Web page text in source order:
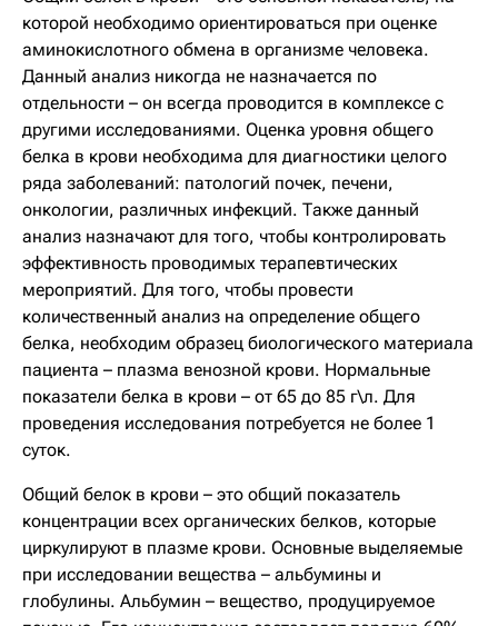
которой необходимо ориентироваться при оценке
аминокислотного обмена в организме человека.
Данный анализ никогда не назначается по
отдельности – он всегда проводится в комплексе с
другими исследованиями. Оценка уровня общего
белка в крови необходима для диагностики целого
ряда заболеваний: патологий почек, печени,
онкологии, различных инфекций. Также данный
анализ назначают для того, чтобы контролировать
эффективность проводимых терапевтических
мероприятий. Для того, чтобы провести
количественный анализ на определение общего
белка, необходим образец биологического материала
пациента – плазма венозной крови. Нормальные
показатели белка в крови – от 65 до 85 г\л. Для
проведения исследования потребуется не более 1
суток.
Общий белок в крови – это общий показатель
концентрации всех органических белков, которые
циркулируют в плазме крови. Основные выделяемые
при исследовании вещества – альбумины и
глобулины. Альбумин – вещество, продуцируемое